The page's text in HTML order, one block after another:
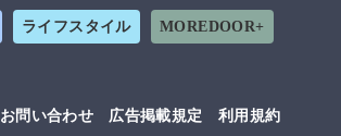
ライフスタイル MOREDOOR+
お問い合わせ 広告掲載規定 利用規約